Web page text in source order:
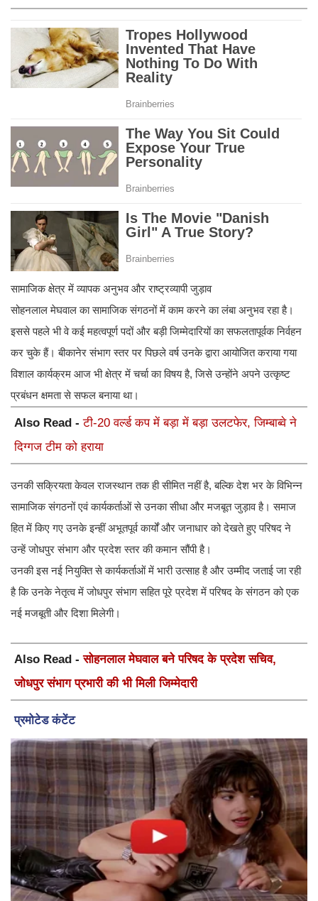
सामाजिक क्षेत्र में व्यापक अनुभव और राष्ट्रव्यापी जुड़ाव
सोहनलाल मेघवाल का सामाजिक संगठनों में काम करने का लंबा अनुभव रहा है।
इससे पहले भी वे कई महत्वपूर्ण पदों और बड़ी जिम्मेदारियों का सफलतापूर्वक निर्वहन
कर चुके हैं। बीकानेर संभाग स्तर पर पिछले वर्ष उनके द्वारा आयोजित कराया गया
विशाल कार्यक्रम आज भी क्षेत्र में चर्चा का विषय है, जिसे उन्होंने अपने उत्कृष्ट
प्रबंधन क्षमता से सफल बनाया था।
Also Read -टी-20 वर्ल्ड कप में बड़ा में बड़ा उलटफेर, जिम्बाब्वे ने
दिग्गज टीम को हराया
उनकी सक्रियता केवल राजस्थान तक ही सीमित नहीं है, बल्कि देश भर के विभिन्न
सामाजिक संगठनों एवं कार्यकर्ताओं से उनका सीधा और मजबूत जुड़ाव है। समाज
हित में किए गए उनके इन्हीं अभूतपूर्व कार्यों और जनाधार को देखते हुए परिषद ने
उन्हें जोधपुर संभाग और प्रदेश स्तर की कमान सौंपी है।
उनकी इस नई नियुक्ति से कार्यकर्ताओं में भारी उत्साह है और उम्मीद जताई जा रही
है कि उनके नेतृत्व में जोधपुर संभाग सहित पूरे प्रदेश में परिषद के संगठन को एक
नई मजबूती और दिशा मिलेगी।
Also Read -सोहनलाल मेघवाल बने परिषद के प्रदेश सचिव,
जोधपुर संभाग प्रभारी की भी मिली जिम्मेदारी